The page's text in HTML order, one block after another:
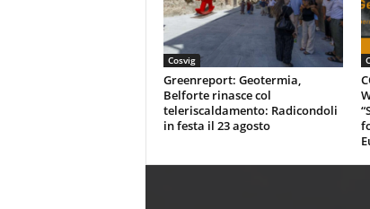
Cosvig
Greenreport: Geotermia,
Belforte rinasce col
teleriscaldamento: Radicondoli
in festa il 23 agosto